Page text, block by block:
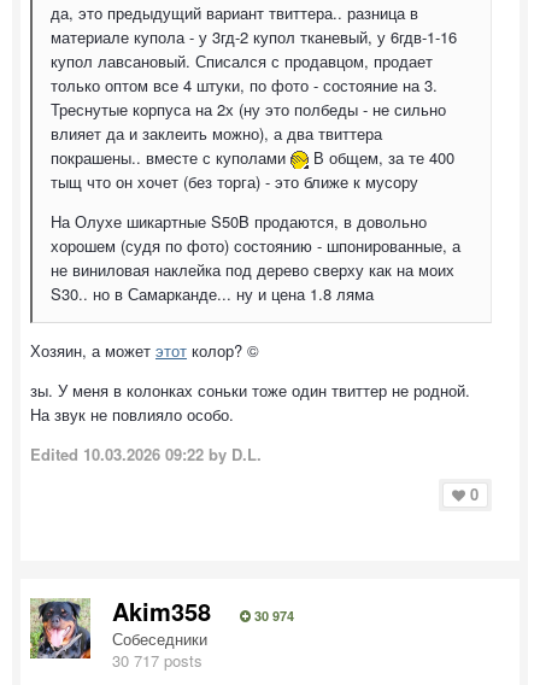
да, это предыдущий вариант твиттера.. разница в
материале купола - у 3гд-2 купол тканевый, у 6гдв-1-16
купол лавсановый. Списался с продавцом, продает
только оптом все 4 штуки, по фото - состояние на 3.
Треснутые корпуса на 2х (ну это полбеды - не сильно
влияет да и заклеить можно), а два твиттера
покрашены.. вместе с куполами
В общем, за те 400
тыщ что он хочет (без торга) - это ближе к мусору
На Олухе шикартные S50B продаются, в довольно
хорошем (судя по фото) состоянию - шпонированные, а
не виниловая наклейка под дерево сверху как на моих
S30.. но в Самарканде... ну и цена 1.8 ляма
Хозяин, а может этот колор? ©
зы. У меня в колонках соньки тоже один твиттер не родной.
На звук не повлияло особо.
Edited 10.03.2026 09:22 by D.L.
0
Akim358 30 974
Собеседники
30 717 posts